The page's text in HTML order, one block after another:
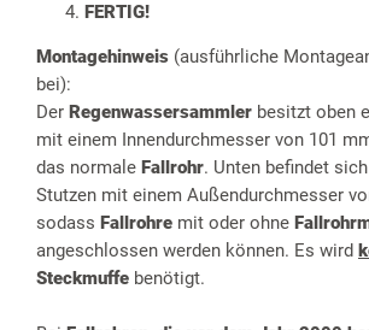
FERTIG!
Montagehinweis (ausführliche
bei):
Der Regenwassersammler besitzt oben
mit einem Innendurchmesser von 101
das normale Fallrohr. Unten befindet
Stutzen mit einem Außendurchmesser
sodass Fallrohre mit oder ohne
angeschlossen werden können. Es wird
Steckmuffe benötigt.